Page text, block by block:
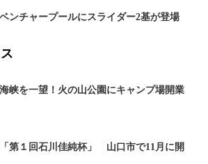
ンチャープールにスライダー2基が登場
海峡を一望！火の山公園にキャンプ場開業
「第１回石川佳純杯」 山口市で11月に開